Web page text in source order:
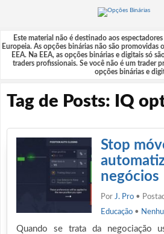
Este material não é destinado aos
Europeia. As opções binárias não são promovidas
EEA. Na EEA, as opções binárias e digitais só
traders profissionais. Se você não é um trader
opções binárias e
Tag de Posts: IQ
Stop
negócios
Por J. Pro •
Educação •
Quando se trata da negociação